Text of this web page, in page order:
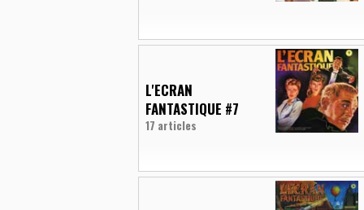
L'ECRAN
FANTASTIQUE #7
17 articles